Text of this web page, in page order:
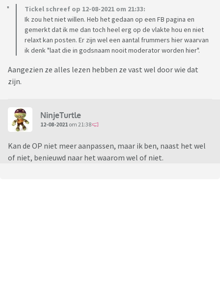
Tickel schreef op 12-08-2021 om 21:33:
Ik zou het niet willen. Heb het gedaan op een FB pagina en
gemerkt dat ik me dan toch heel erg op de vlakte hou en niet
relaxt kan posten. Er zijn wel een aantal frummers hier waarvan
ik denk "laat die in godsnaam nooit moderator worden hier".
Aangezien ze alles lezen hebben ze vast wel door wie dat
zijn.
NinjeTurtle
12-08-2021 om 21:38
Kan de OP niet meer aanpassen, maar ik ben, naast het wel
of niet, benieuwd naar het waarom wel of niet.